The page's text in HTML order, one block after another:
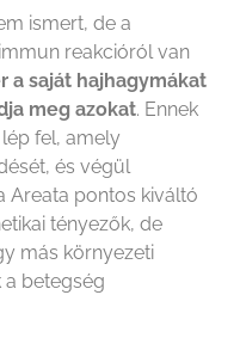
ismert, de a
reakcióról van
a saját hajhagymákat
meg azokat. Ennek
fel, amely
és végül
Areata pontos kiváltó
tényezők, de
más környezeti
a betegség